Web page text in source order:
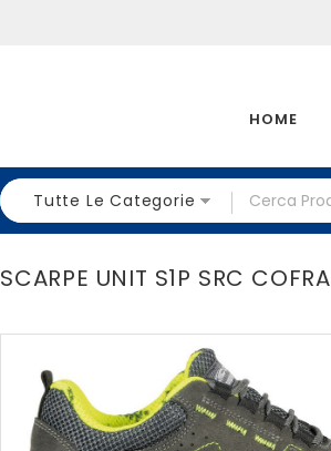
HOME
Tutte Le Categorie
SCARPE UNIT S1P SRC COFRA